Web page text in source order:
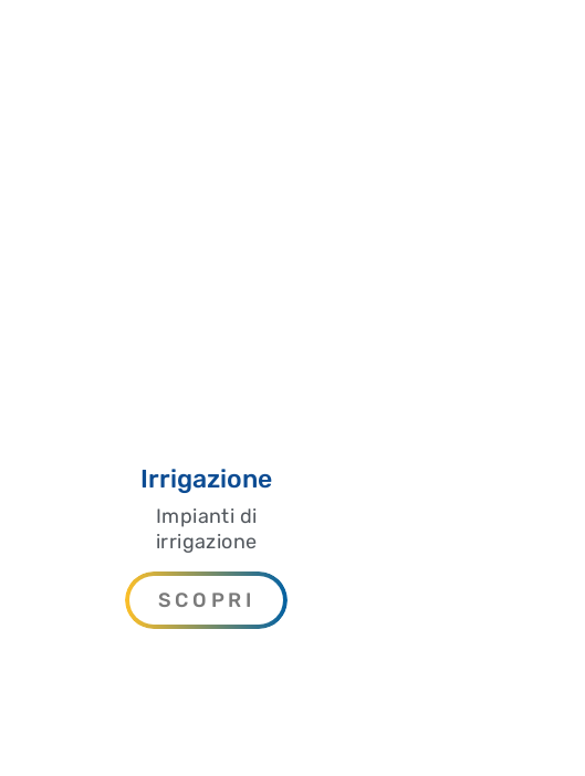
cooperative;
mediante spingitubo o martello a
Irrigazione
Impianti di
irrigazione
SCOPRI